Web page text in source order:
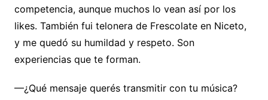
competencia, aunque muchos lo vean así por los
likes. También fui telonera de Frescolate en Niceto,
y me quedó su humildad y respeto. Son
experiencias que te forman.
—¿Qué mensaje querés transmitir con tu música?